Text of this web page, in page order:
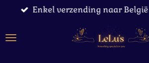
naar
Enkel verzending naar